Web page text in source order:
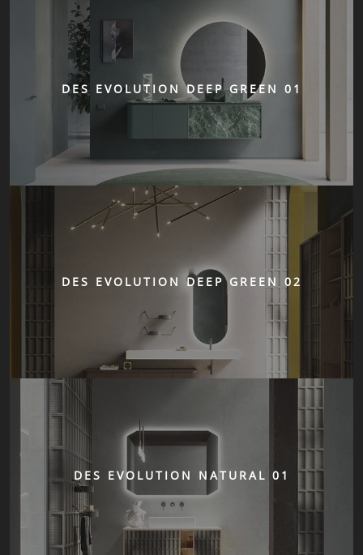
DES EVOLUTION DEEP GREEN 01
DES EVOLUTION DEEP GREEN 02
DES EVOLUTION NATURAL 01